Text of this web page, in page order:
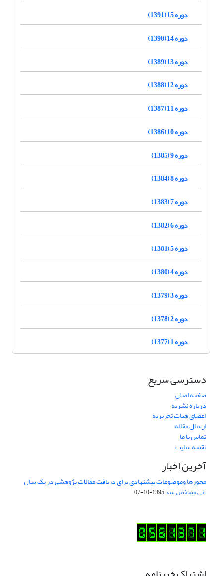
دوره 15 (1391)
دوره 14 (1390)
دوره 13 (1389)
دوره 12 (1388)
دوره 11 (1387)
دوره 10 (1386)
دوره 9 (1385)
دوره 8 (1384)
دوره 7 (1383)
دوره 6 (1382)
دوره 5 (1381)
دوره 4 (1380)
دوره 3 (1379)
دوره 2 (1378)
دوره 1 (1377)
دسترسی سریع
صفحه اصلی
درباره نشریه
اعضای هیات تحریریه
ارسال مقاله
تماس با ما
نقشه سایت
آخرین اخبار
محورها وموضوعات پیشنهادی برای دریافت مقالات پژوهشی در یک سال
آتی مشخص شد1395-10-07